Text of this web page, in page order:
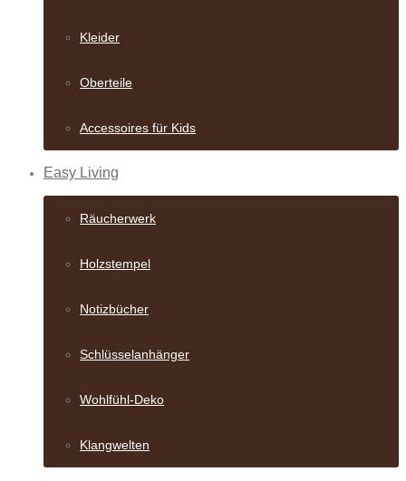
Kleider
Oberteile
Accessoires für Kids
Easy Living
Räucherwerk
Holzstempel
Notizbücher
Schlüsselanhänger
Wohlfühl-Deko
Klangwelten